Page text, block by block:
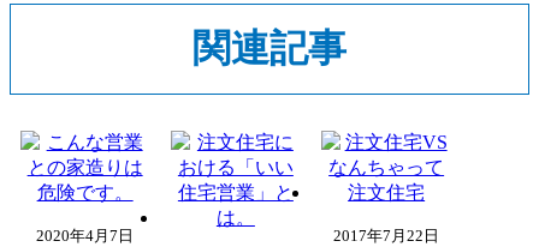
関連記事
2020年4月7日 2017年7月22日